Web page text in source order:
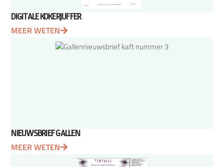
DIGITALE KOKERJUFFER
MEER WETEN
NIEUWSBRIEF GALLEN
MEER WETEN